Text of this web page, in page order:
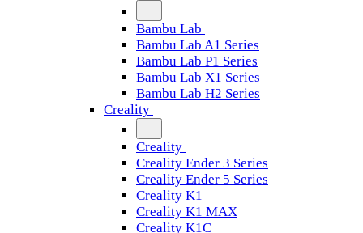
Bambu Lab
Bambu Lab A1 Series
Bambu Lab P1 Series
Bambu Lab X1 Series
Bambu Lab H2 Series
Creality
Creality
Creality Ender 3 Series
Creality Ender 5 Series
Creality K1
Creality K1 MAX
Creality K1C